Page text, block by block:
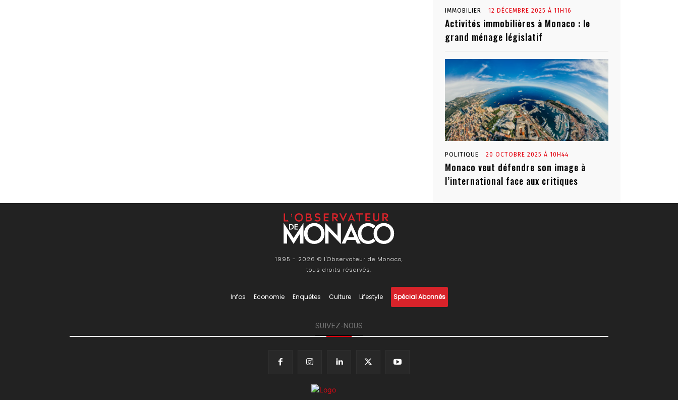
IMMOBILIER 12 DÉCEMBRE 2025 À 11H16
Activités immobilières à Monaco : le
grand ménage législatif
POLITIQUE 20 OCTOBRE 2025 À 10H44
Monaco veut défendre son image à
l’international face aux critiques
1995 - 2026 © l'Observateur de Monaco,
tous droits réservés.
Infos Economie Enquêtes Culture Lifestyle Spécial Abonnés
SUIVEZ-NOUS